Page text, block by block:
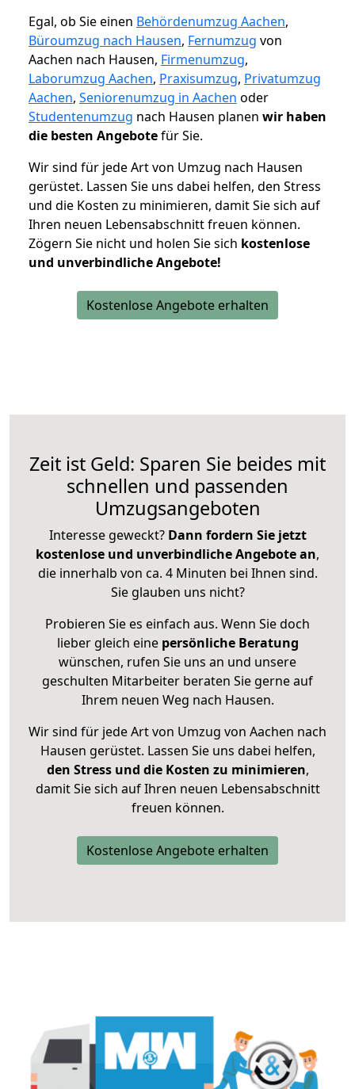
Egal, ob Sie einen Behördenumzug Aachen,
Büroumzug nach Hausen, Fernumzug von
Aachen nach Hausen, Firmenumzug,
Laborumzug Aachen, Praxisumzug, Privatumzug
Aachen, Seniorenumzug in Aachen oder
Studentenumzug nach Hausen planen wir haben
die besten Angebotefür Sie.
Wir sind für jede Art von Umzug nach Hausen
gerüstet. Lassen Sie uns dabei helfen, den Stress
und die Kosten zu minimieren, damit Sie sich auf
Ihren neuen Lebensabschnitt freuen können.
Zögern Sie nicht und holen Sie sich kostenlose
und unverbindliche Angebote!
Kostenlose Angebote erhalten
Zeit ist Geld: Sparen Sie beides mit
schnellen und passenden
Umzugsangeboten
Interesse geweckt? Dann fordern Sie jetzt
kostenlose und unverbindliche Angebote an,
die innerhalb von ca. 4 Minuten bei Ihnen sind.
Sie glauben uns nicht?
Probieren Sie es einfach aus. Wenn Sie doch
lieber gleich eine persönliche Beratung
wünschen, rufen Sie uns an und unsere
geschulten Mitarbeiter beraten Sie gerne auf
Ihrem neuen Weg nach Hausen.
Wir sind für jede Art von Umzug von Aachen nach
Hausen gerüstet. Lassen Sie uns dabei helfen,
den Stress und die Kosten zu minimieren,
damit Sie sich auf Ihren neuen Lebensabschnitt
freuen können.
Kostenlose Angebote erhalten